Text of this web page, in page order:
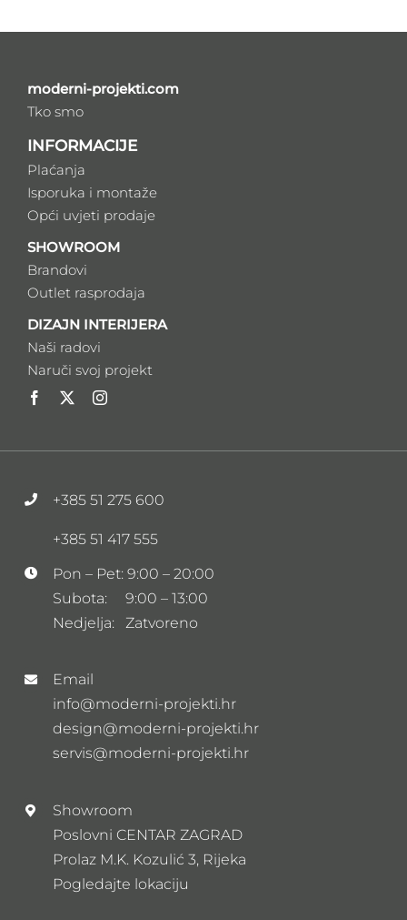
moderni-projekti.com
Tko smo
INFORMACIJE
Plaćanja
Isporuka i montaže
Opći uvjeti prodaje
SHOWROOM
Brandovi
Outlet rasprodaja
DIZAJN INTERIJERA
Naši radovi
Naruči svoj projekt
+385 51 275 600
+385 51 417 555
Pon – Pet: 9:00 – 20:00
Subota: 9:00 – 13:00
Nedjelja: Zatvoreno
Email
info@moderni-projekti.hr
design@moderni-projekti.hr
servis@moderni-projekti.hr
Showroom
Poslovni CENTAR ZAGRAD
Prolaz M.K. Kozulić 3, Rijeka
Pogledajte lokaciju